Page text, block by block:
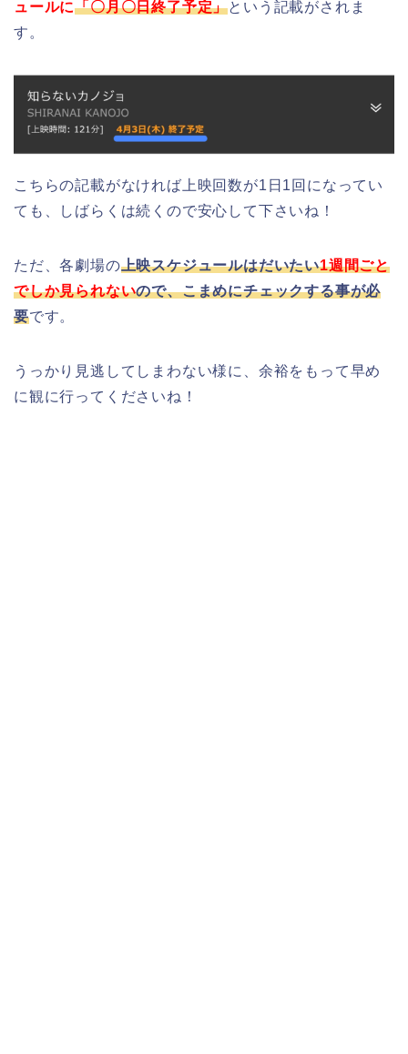
ュールに「〇月〇日終了予定」という記載がされま
す。
こちらの記載がなければ上映回数が1日1回になってい
ても、しばらくは続くので安心して下さいね！
ただ、各劇場の上映スケジュールはだいたい1週間ごと
でしか見られないので、こまめにチェックする事が必
要です。
うっかり見逃してしまわない様に、余裕をもって早め
に観に行ってくださいね！